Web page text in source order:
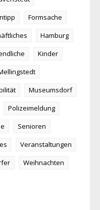
Formsache
Hamburg
Kinder
Museumsdorf
Polizeimeldung
Senioren
Veranstaltungen
Weihnachten